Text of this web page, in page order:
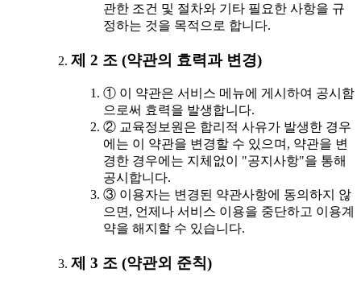
관한 조건 및 절차와 기타 필요한 사항을 규
정하는 것을 목적으로 합니다.
제 2 조 (약관의 효력과 변경)
① 이 약관은 서비스 메뉴에 게시하여 공시함
으로써 효력을 발생합니다.
② 교육정보원은 합리적 사유가 발생한 경우
에는 이 약관을 변경할 수 있으며, 약관을 변
경한 경우에는 지체없이 "공지사항"을 통해
공시합니다.
③ 이용자는 변경된 약관사항에 동의하지 않
으면, 언제나 서비스 이용을 중단하고 이용계
약을 해지할 수 있습니다.
제 3 조 (약관외 준칙)